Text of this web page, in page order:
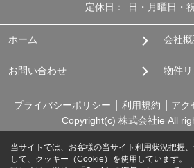
定休日：
日・月曜日・
ホーム 会社
お問い合わせ 物件リ
プライバシーポリシー 利用規約 アク
Copyright(c) 株式会社ie All
当サイトでは、お客様の当サイト利用状況把握
して、クッキー（Cookie）を使用しています。